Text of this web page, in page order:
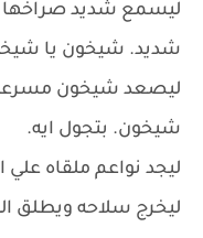
ليسمع شديد صراخها
شديد. شيخون يا
ليصعد شيخون
شيخون. بتجول ايه.
ليجد نواعم ملقاه
ليخرج سلاحه ويطلق